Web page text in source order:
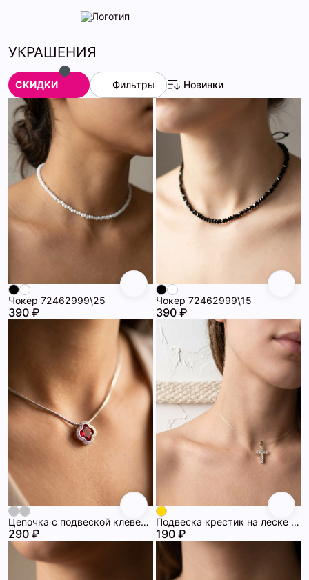
УКРАШЕНИЯ
СКИДКИ Фильтры Новинки
Чокер 72462999\25
390 ₽
Чокер 72462999\15
390 ₽
Цепочка с подвеской клевер 72462989\885
290 ₽
Подвеска крестик на леске 72462988\718
190 ₽